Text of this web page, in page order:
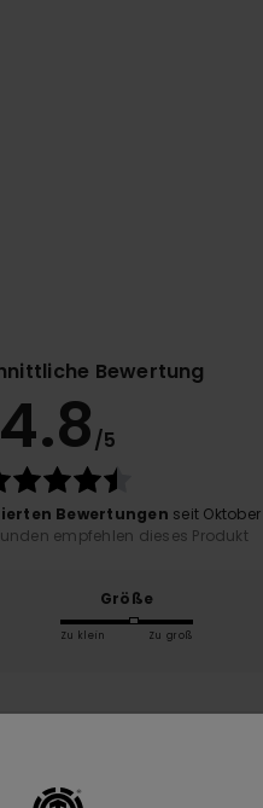
Bewertung
4.8/5
Bewertungen seit
empfehlen dieses Produkt
Größe
Zu klein Zu groß
Größe: Groß